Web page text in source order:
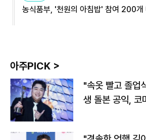
농식품부, '천원의 아침밥' 참여 200개
아주PICK >
"속옷 빨고 졸업
생 돌본 공익, 코